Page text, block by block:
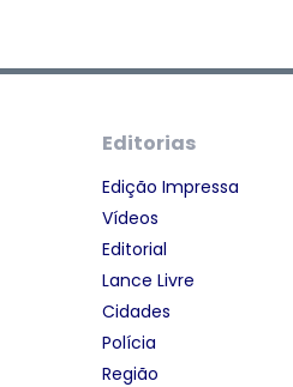
Editorias
Edição Impressa
Vídeos
Editorial
Lance Livre
Cidades
Polícia
Região